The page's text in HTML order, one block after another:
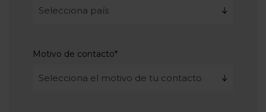
Motivo de contacto*